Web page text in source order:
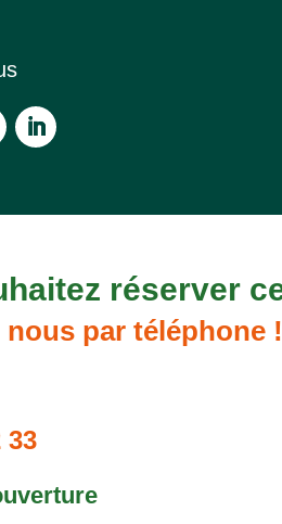
réserver
nous par téléphone !
33